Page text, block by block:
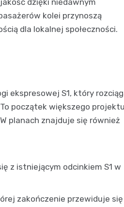
dzięki niedawnym
kolei przynoszą
dla lokalnej społeczności.
ekspresowej S1, który
początek większego
planach znajduje się również
z istniejącym odcinkiem S1 w
zakończenie przewiduje się